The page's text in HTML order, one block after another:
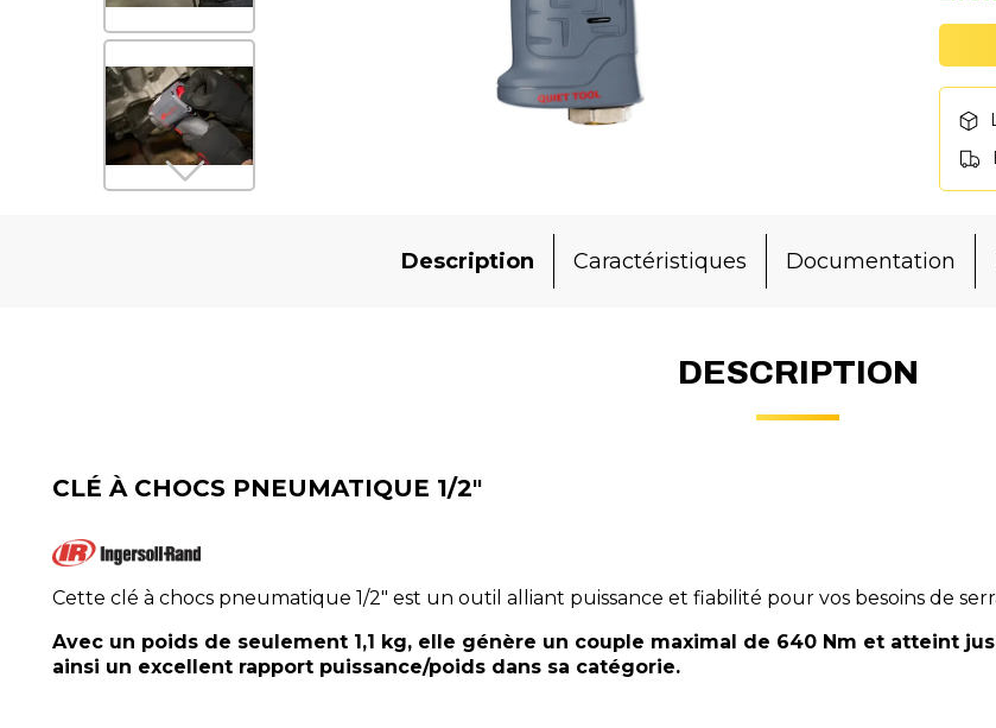
Description Caractéristiques Documentation
DESCRIPTION
CLÉ À CHOCS PNEUMATIQUE 1/2"
Cette clé à chocs pneumatique 1/2" est un outil alliant puissance et fiabilité pour vos besoins de
Avec un poids de seulement 1,1 kg, elle génère un couple maximal de 640 Nm et atteint
ainsi un excellent rapport puissance/poids dans sa catégorie.